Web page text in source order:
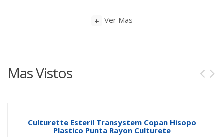
Ver Mas
Mas Vistos
Culturette Esteril Transystem Copan Hisopo
Plastico Punta Rayon Culturete